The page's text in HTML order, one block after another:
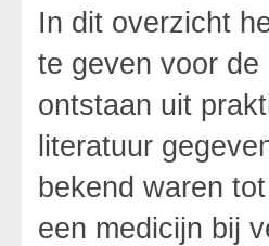
In dit overzicht
te geven voor
ontstaan uit
literatuur
bekend waren
een medicijn bij